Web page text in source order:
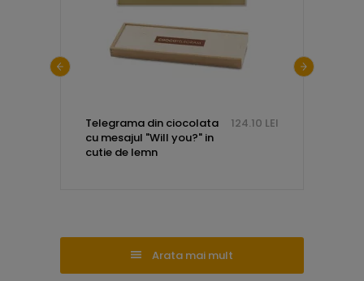
Telegrama din ciocolata
cu mesajul "Will you?" in
cutie de lemn
124.10 LEI
Arata mai mult